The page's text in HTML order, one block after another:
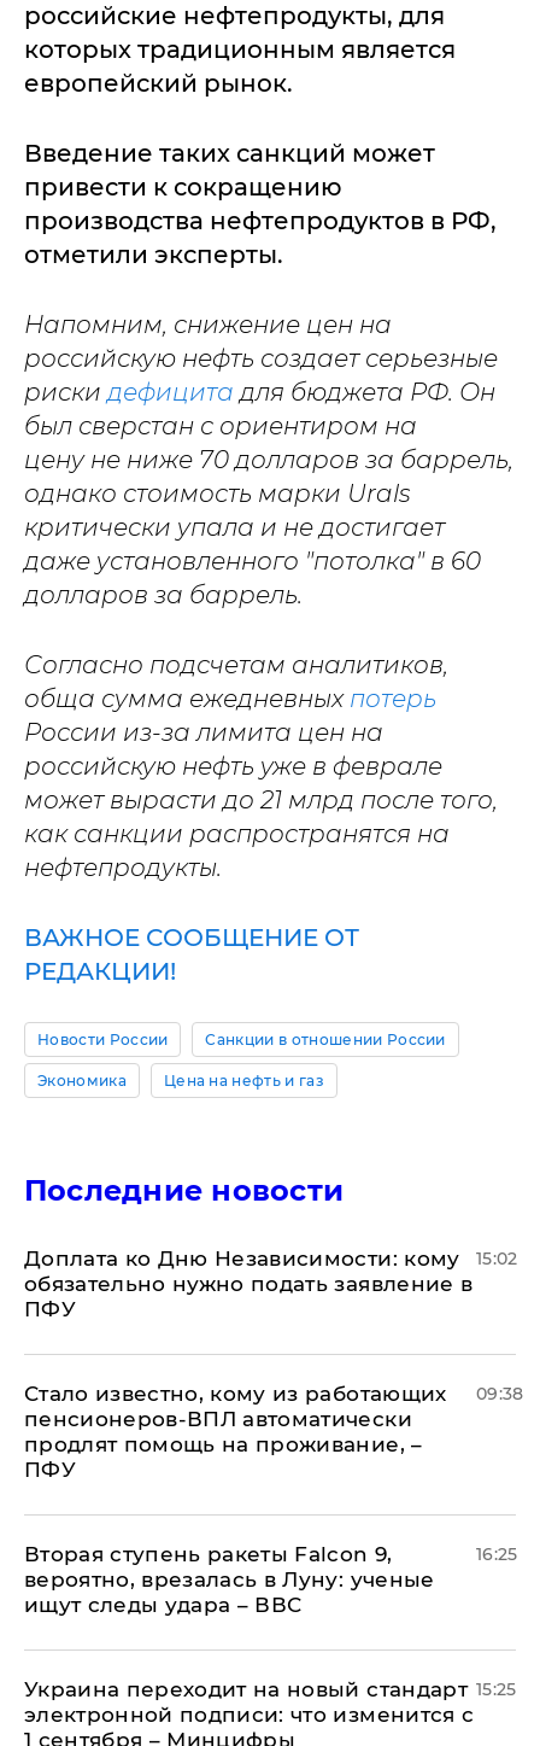
российские нефтепродукты, для
которых традиционным является
европейский рынок.
Введение таких санкций может
привести к сокращению
производства нефтепродуктов в РФ,
отметили эксперты.
Напомним, снижение цен на
российскую нефть создает серьезные
риски дефицита для бюджета РФ. Он
был сверстан с ориентиром на
цену не ниже 70 долларов за баррель,
однако стоимость марки Urals
критически упала и не достигает
даже установленного "потолка" в 60
долларов за баррель.
Согласно подсчетам аналитиков,
обща сумма ежедневных потерь
России из-за лимита цен на
российскую нефть уже в феврале
может вырасти до 21 млрд после того,
как санкции распространятся на
нефтепродукты.
ВАЖНОЕ СООБЩЕНИЕ ОТ
РЕДАКЦИИ!
Новости России Санкции в отношении России
Экономика Цена на нефть и газ
Последние новости
Доплата ко Дню Независимости: кому
обязательно нужно подать заявление в
ПФУ
15:02
Стало известно, кому из работающих
пенсионеров-ВПЛ автоматически
продлят помощь на проживание, –
ПФУ
09:38
Вторая ступень ракеты Falcon 9,
вероятно, врезалась в Луну: ученые
ищут следы удара – ВВС
16:25
Украина переходит на новый стандарт
электронной подписи: что изменится с
1 сентября – Минцифры
15:25